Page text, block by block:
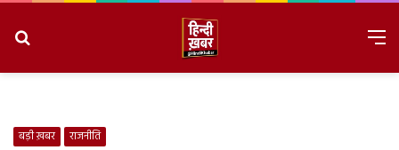
बड़ी ख़बर राजनीति